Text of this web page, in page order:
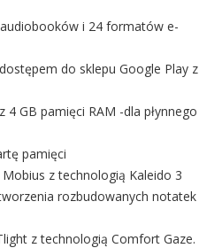
i 24 formatów e-
do sklepu Google Play z
4 GB pamięci RAM -dla płynnego
pamięci
z technologią Kaleido 3
rozbudowanych notatek
z technologią Comfort Gaze.